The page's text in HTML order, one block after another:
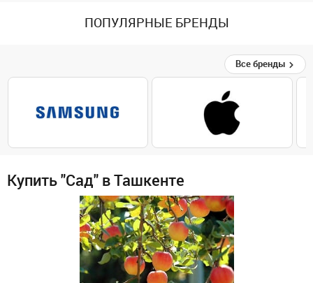
ПОПУЛЯРНЫЕ БРЕНДЫ
Все бренды
Купить "Сад" в Ташкенте